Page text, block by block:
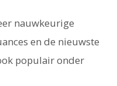
nauwkeurige
en de nieuwste
populair onder